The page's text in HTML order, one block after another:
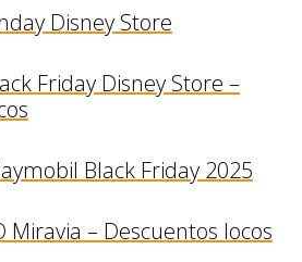
Disney Store
Friday Disney Store –
Black Friday 2025
Miravia – Descuentos locos